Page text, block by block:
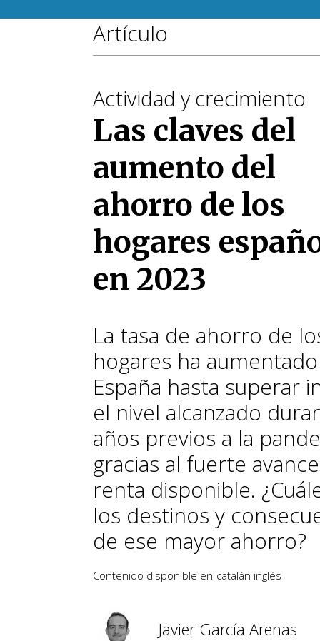
Artículo
Actividad y crecimiento
Las claves del
aumento del
ahorro de los
hogares
en 2023
La tasa de ahorro de
hogares ha
España hasta superar
el nivel alcanzado
años previos a la
gracias al fuerte
renta disponible.
los destinos y
de ese mayor ahorro?
Contenido disponible en catalán inglés
Javier García Arenas